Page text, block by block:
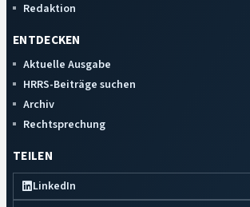
Redaktion
ENTDECKEN
Aktuelle Ausgabe
HRRS-Beiträge suchen
Archiv
Rechtsprechung
TEILEN
LinkedIn